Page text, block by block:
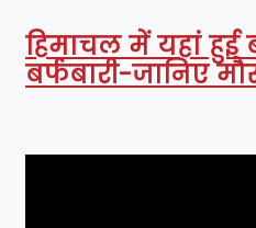
हिमाचल में यहां हुई
बर्फबारी-जानिए